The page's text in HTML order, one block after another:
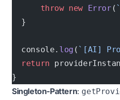
      throw
new Error (
  }
  console.
log ( `[AI]
  return
}
Singleton-Pattern: